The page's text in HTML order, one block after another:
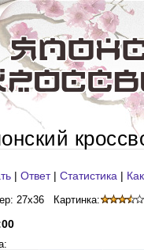
| Ответ| Статистика |
27x36 Картинка:
00